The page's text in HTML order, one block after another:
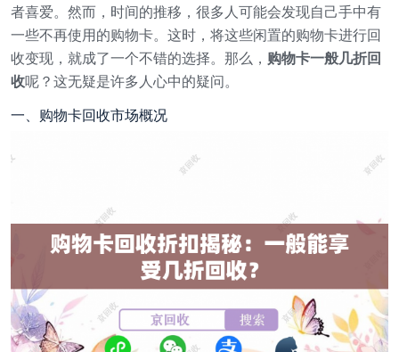
者喜爱。然而，时间的推移，很多人可能会发现自己手中有
一些不再使用的购物卡。这时，将这些闲置的购物卡进行回
收变现，就成了一个不错的选择。那么， 购物卡一般几折回
收呢？这无疑是许多人心中的疑问。
一、购物卡回收市场概况